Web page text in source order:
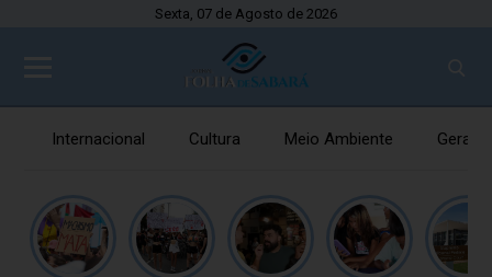
Sexta, 07 de Agosto de 2026
Internacional Cultura Meio Ambiente Gerais